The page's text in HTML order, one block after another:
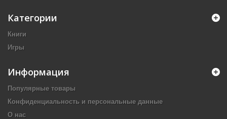
Категории
Книги
Игры
Информация
Популярные товары
Конфиденциальность и персональные данные
О нас